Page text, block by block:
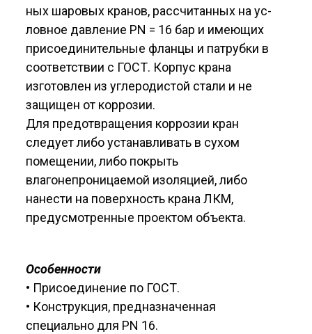
ных шаровых кранов, рассчитанных на ус­
ловное давление PN = 16 бар и имеющих
присоединительные фланцы и патрубки в
со­ответствии с ГОСТ. Корпус крана
изготовлен из углеродистой стали и не
защищен от коррозии.
Для предотвращения коррозии кран
следует либо устанавливать в сухом
помещении, либо покрыть
влагонепроницаемой изоляцией, либо
нанести на поверхность крана ЛКМ,
предусмо­тренные проектом объекта.
Особенности
• Присоединение по ГОСТ.
• Конструкция, предназначенная
специально для PN 16.